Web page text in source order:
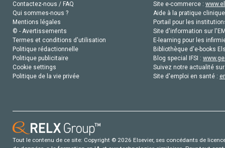
Contactez-nous / FAQ
Qui sommes-nous ?
Mentions légales
© - Avertissements
Termes et conditions d'utilisation
Politique rédactionnelle
Politique publicitaire
Cookie settings
Politique de la vie privée
Site e-commerce :
Aide à la pratique
Portail pour les
Site d'information sur
E-learning pour les
Bibliothèque d'e-books
Blog special IFSI :
Suivez notre actualité
Site d'emploi en santé :
Tout le contenu de ce site: Copyright © 2026 Elsevier, ses concédants de